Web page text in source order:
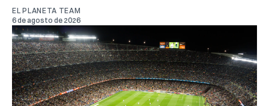
EL PLANETA TEAM
6 de agosto de 2026